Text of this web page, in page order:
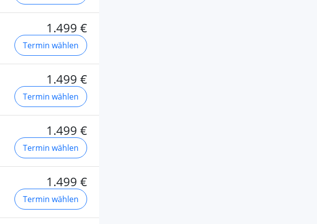
1.499 €
Termin wählen
1.499 €
Termin wählen
1.499 €
Termin wählen
1.499 €
Termin wählen